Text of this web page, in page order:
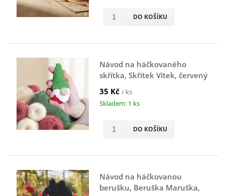
DO KOŠÍKU
Návod na háčkovaného
skřítka, Skřítek Vítek, červený
35 Kč / ks
Skladem: 1 ks
DO KOŠÍKU
Návod na háčkovanou
berušku, Beruška Maruška,